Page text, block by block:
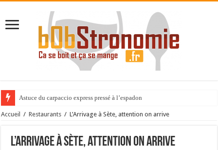
Astuce du carpaccio express pressé à l’espadon
Expérience gastronomique au Cèdre de Montcaud
Accueil / Restaurants / L’Arrivage à Sète, attention on arrive
L’Arrivage à Sète, attention on arrive